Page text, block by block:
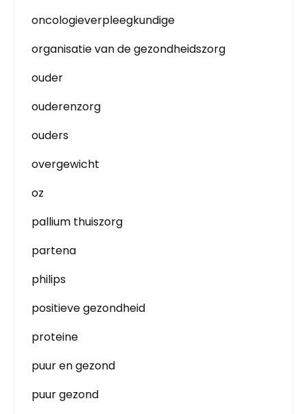
oncologieverpleegkundige
organisatie van de gezondheidszorg
ouder
ouderenzorg
ouders
overgewicht
oz
pallium thuiszorg
partena
philips
positieve gezondheid
proteine
puur en gezond
puur gezond